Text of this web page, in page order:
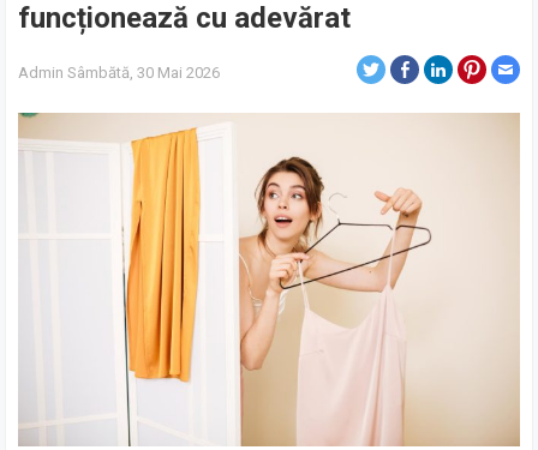
funcționează cu adevărat
Admin Sâmbătă, 30 Mai 2026